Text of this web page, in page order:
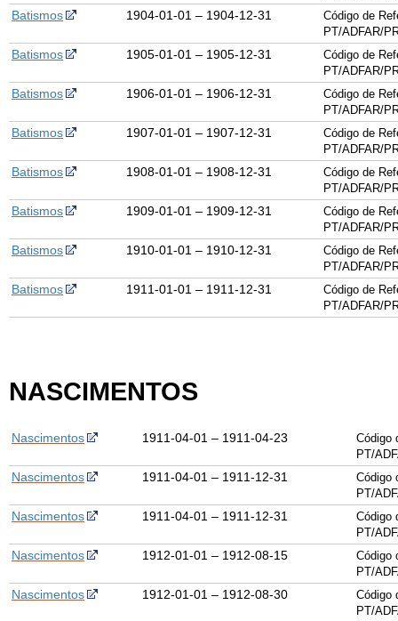
Batismos 1904-01-01 – 1904-12-31
Código de
PT/ADFAR/
Batismos 1905-01-01 – 1905-12-31
Código de
PT/ADFAR/
Batismos 1906-01-01 – 1906-12-31
Código de
PT/ADFAR/
Batismos 1907-01-01 – 1907-12-31
Código de
PT/ADFAR/
Batismos 1908-01-01 – 1908-12-31
Código de
PT/ADFAR/
Batismos 1909-01-01 – 1909-12-31
Código de
PT/ADFAR/
Batismos 1910-01-01 – 1910-12-31
Código de
PT/ADFAR/
Batismos 1911-01-01 – 1911-12-31
Código de
PT/ADFAR/
NASCIMENTOS
Nascimentos 1911-04-01 – 1911-04-23
Código
PT/
Nascimentos 1911-04-01 – 1911-12-31
Código
PT/
Nascimentos 1911-04-01 – 1911-12-31
Código
PT/
Nascimentos 1912-01-01 – 1912-08-15
Código
PT/
Nascimentos 1912-01-01 – 1912-08-30
Código
PT/